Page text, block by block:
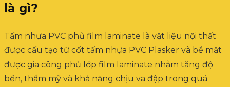
là gì?
Tấm nhựa PVC phủ film laminate là vật liệu nội thất
được cấu tạo từ cốt tấm nhựa PVC Plasker và bề mặt
được gia công phủ lớp film laminate nhằm tăng độ
bền, thẩm mỹ và khả năng chịu va đập trong quá